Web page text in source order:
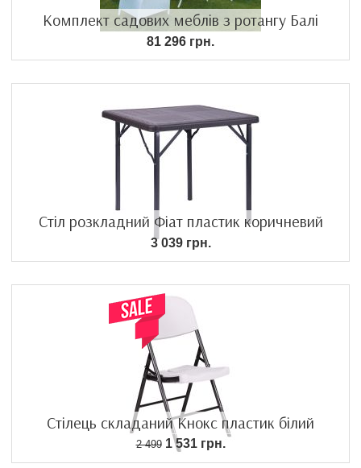
Комплект садових меблів з ротангу Балі
81 296 грн.
Стіл розкладний Фіат пластик коричневий
3 039 грн.
Стілець складаний Кнокс пластик білий
2 4991 531 грн.